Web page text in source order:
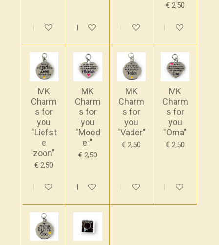
In winkelwagenIn winkelwagenIn winkelwagen
€ 2,50
In winkelwagen
MK
Charm
s for
you
"Liefst
e
zoon"
€ 2,50
In winkelwagen
MK
Charm
s for
you
"Moed
er"
€ 2,50
In winkelwagen
MK
Charm
s for
you
"Vader"
€ 2,50
In winkelwagen
MK
Charm
s for
you
"Oma"
€ 2,50
In winkelwagen